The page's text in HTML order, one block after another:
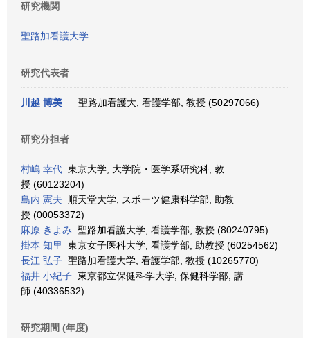
研究機関
聖路加看護大学
研究代表者
川越 博美 聖路加看護大, 看護学部, 教授 (50297066)
研究分担者
村嶋 幸代 東京大学, 大学院・医学系研究科, 教
授 (60123204)
島内 憲夫 順天堂大学, スポーツ健康科学部, 助教
授 (00053372)
麻原 きよみ 聖路加看護大学, 看護学部, 教授 (80240795)
掛本 知里
東京女子医科大学, 看護学部, 助教授 (60254562)
長江 弘子 聖路加看護大学, 看護学部, 教授 (10265770)
福井 小紀子 東京都立保健科学大学, 保健科学部, 講
師 (40336532)
研究期間 (年度)